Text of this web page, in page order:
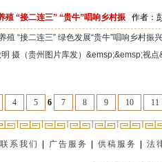
殖 “接二连三” “贵牛”唱响乡村振 作者：
殖 “接二连三” 绿色发展“贵牛”唱响乡村
摄（贵州图片库发）&emsp;&emsp;视点
4 5 6 7 8 9 10 11
联系我们 广告服务 |供稿服务 |法